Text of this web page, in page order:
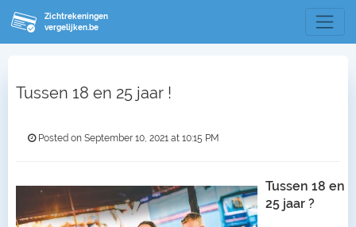
Zichtrekeningen
vergelijken.be
Tussen 18 en 25 jaar !
Posted on September 10, 2021 at 10:15 PM
Tussen 18 en
25 jaar ?